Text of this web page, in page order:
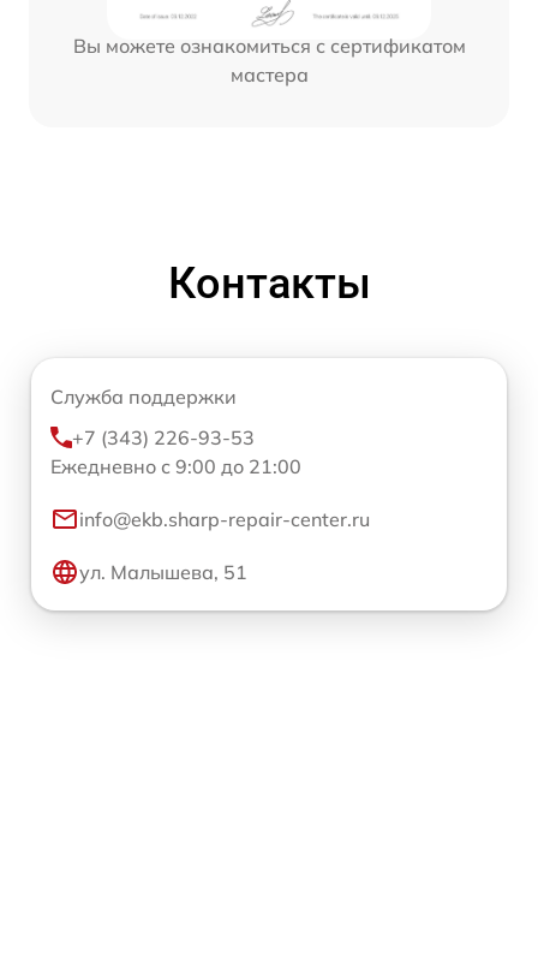
Вы можете ознакомиться с сертификатом
мастера
Контакты
Служба поддержки
+7 (343) 226-93-53
Ежедневно с 9:00 до 21:00
info@ekb.sharp-repair-center.ru
ул. Малышева, 51